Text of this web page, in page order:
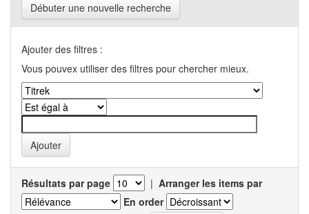
Débuter une nouvelle recherche
Ajouter des filtres :
Vous pouvex utiliser des filtres pour chercher mieux.
Résultats par page | Arranger les items par
En order